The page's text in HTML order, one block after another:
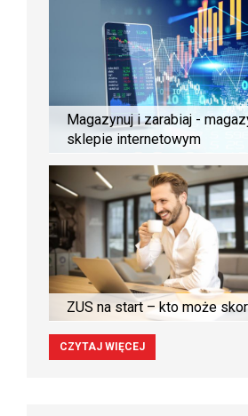
Magazynuj i zarabiaj -
sklepie internetowym
ZUS na start – kto może
CZYTAJ WIĘCEJ